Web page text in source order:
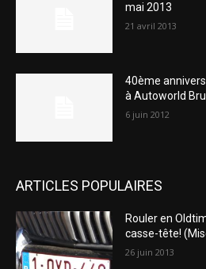
mai 2013
21 avril 2013
40ème
à Autoworld
6 juin 2012
ARTICLES POPULAIRES
Rouler en
casse-tête!
26 juin 2013